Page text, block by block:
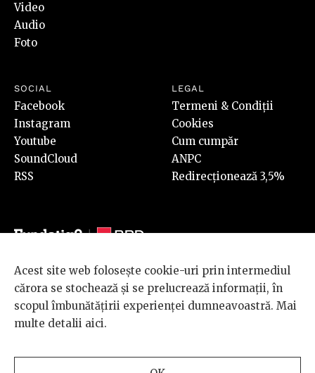
Video
Audio
Foto
SOCIAL
Facebook
Instagram
Youtube
SoundCloud
RSS
LEGAL
Termeni & Condiții
Cookies
Cum cumpăr
ANPC
Redirecționează 3,5%
© 2026 BRD Groupe Société Générale, toate drepturile rezervate.
Scena 9 este un proiect sustinut de
BRD GROUPE SOCIÉTÉ
GÉNÉRALE
Acest site web folosește cookie-uri prin intermediul
cărora se stochează și se prelucrează informații, în
scopul îmbunătățirii experienței dumneavoastră. Mai
multe detalii aici.